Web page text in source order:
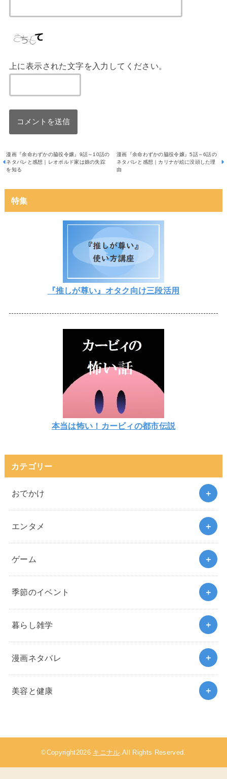
上に表示された文字を入力してください。
漫画『余命わずかの脇役令嬢』9話～10話の
ネタバレと感想｜レオポルド家は娘の失踪
を知る
漫画『余命わずかの脇役令嬢』5話～6話の
ネタバレと感想｜カリナが絵に没頭した理
由
特集
『推しが尊い』オタク向け三段活用
本当は怖い！カービィの都市伝説
カテゴリー
おでかけ
エンタメ
ゲーム
季節のイベント
暮らし雑学
漫画ネタバレ
美容と健康
©Copyright2026 キニナル .All Rights Reserved.